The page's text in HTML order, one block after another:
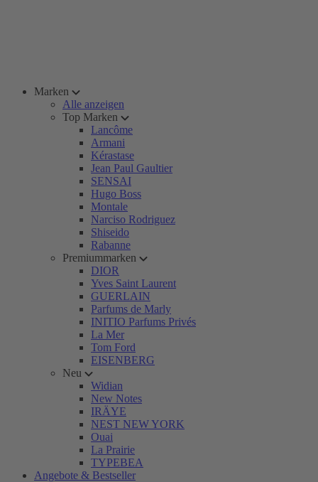
Marken
Alle anzeigen
Top Marken
Lancôme
Armani
Kérastase
Jean Paul Gaultier
SENSAI
Hugo Boss
Montale
Narciso Rodriguez
Shiseido
Rabanne
Premiummarken
DIOR
Yves Saint Laurent
GUERLAIN
Parfums de Marly
INITIO Parfums Privés
La Mer
Tom Ford
EISENBERG
Neu
Widian
New Notes
IRÄYE
NEST NEW YORK
Ouai
La Prairie
TYPEBEA
Angebote & Bestseller